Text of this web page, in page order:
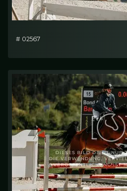
# 02567